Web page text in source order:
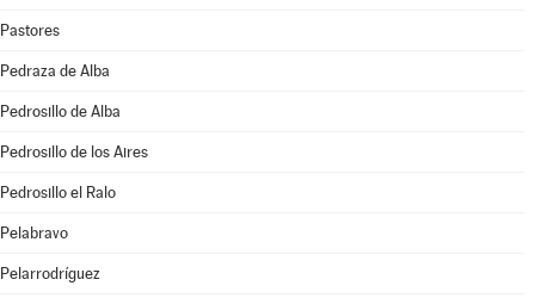
Pastores
Pedraza de Alba
Pedrosillo de Alba
Pedrosillo de los Aires
Pedrosillo el Ralo
Pelabravo
Pelarrodríguez